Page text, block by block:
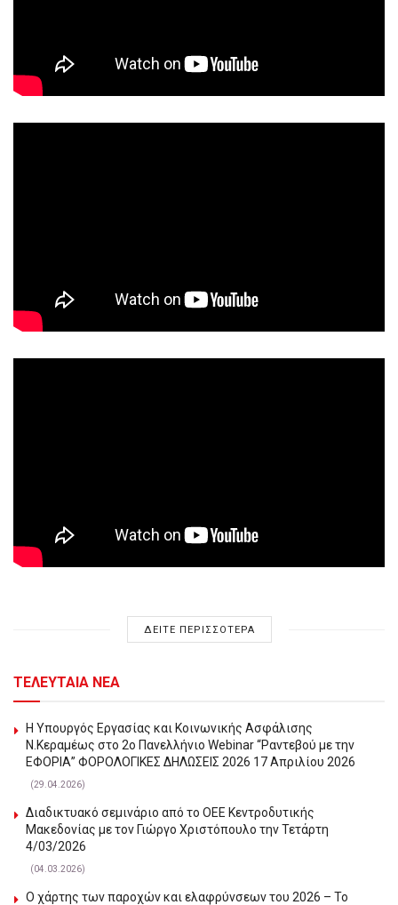
ΔΕΙΤΕ ΠΕΡΙΣΣΟΤΕΡΑ
ΤΕΛΕΥΤΑΙΑ ΝΕΑ
Η Υπουργός Εργασίας και Κοινωνικής Ασφάλισης
Ν.Κεραμέως στο 2o Πανελλήνιο Webinar “Ραντεβού με την
ΕΦΟΡΙΑ” ΦΟΡΟΛΟΓΙΚΕΣ ΔΗΛΩΣΕΙΣ 2026 17 Απριλίου 2026
(29.04.2026)
Διαδικτυακό σεμινάριο από το ΟΕΕ Κεντροδυτικής
Μακεδονίας με τον Γιώργο Χριστόπουλο την Τετάρτη
4/03/2026
(04.03.2026)
Ο χάρτης των παροχών και ελαφρύνσεων του 2026 – Το